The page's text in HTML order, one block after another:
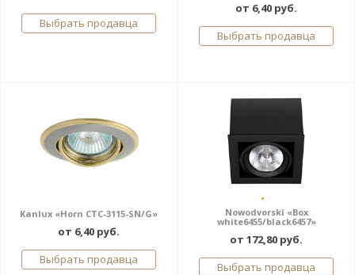
Выбрать продавца
от 6,40 руб.
Выбрать продавца
Kanlux «Horn CTC-3115-SN/G»
от 6,40 руб.
Выбрать продавца
Nowodvorski «Box
white6455/black6457»
от 172,80 руб.
Выбрать продавца